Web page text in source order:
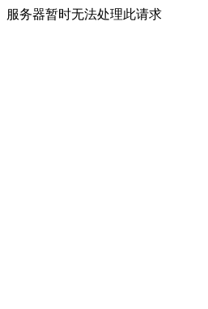
服务器暂时无法处理此请求